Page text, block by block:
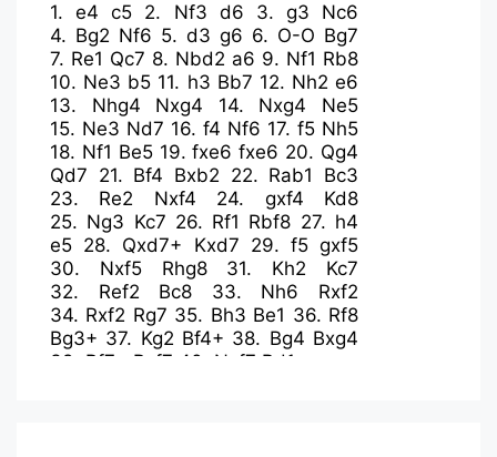
1.e4 c5 2. Nf3 d6 3. g3
Nc6
4. Bg2 Nf6 5. d3 g6 6. O-O Bg7
7. Re1 Qc7 8. Nbd2 a6 9. Nf1 Rb8
10. Ne3 b5 11. h3 Bb7 12. Nh2 e6
13. Nhg4 Nxg4 14. Nxg4
Ne5
15. Ne3 Nd7 16. f4 Nf6 17. f5 Nh5
18. Nf1 Be5 19.fxe6 fxe6 20. Qg4
Qd7 21. Bf4 Bxb2 22. Rab1
Bc3
23. Re2 Nxf4 24. gxf4
Kd8
25. Ng3 Kc7 26. Rf1 Rbf8 27. h4
e5 28. Qxd7+ Kxd7 29. f5 gxf5
30. Nxf5 Rhg8 31. Kh2
Kc7
32. Ref2 Bc8 33. Nh6
Rxf2
34. Rxf2 Rg7 35. Bh3 Be1 36. Rf8
Bg3+ 37. Kg2 Bf4+ 38. Bg4 Bxg4
39. Rf7+ Rxf7 40. Nxf7 Bd1